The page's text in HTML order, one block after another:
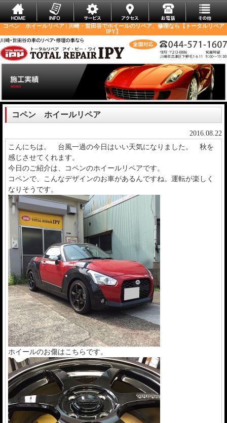
コペン ホイールリペア | 川崎・世田谷でホイールのリペア、修理なら【トータルリペア
IPY】
コペン ホイールリペア
2016.08.22
こんにちは。 台風一過の今日はいい天気になりました。 秋を
感じさせてくれます。
今日のご紹介は、コペンのホイールリペアです。
コペンで、こんなデザインのお車があるんですね。運転が楽しく
なりそうです。
ホイールのお傷はこちらです。